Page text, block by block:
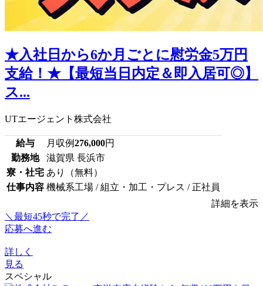
★入社日から6か月ごとに慰労金5万円
支給！★【最短当日内定＆即入居可◎】
ス...
UTエージェント株式会社
給与 月収例276,000円
勤務地
滋賀県 長浜市
寮・社宅 あり（無料）
仕事内容 機械系工場 / 組立・加工・プレス / 正社員
詳細を表示
＼最短45秒で完了／
応募へ進む
詳しく
見る
スペシャル